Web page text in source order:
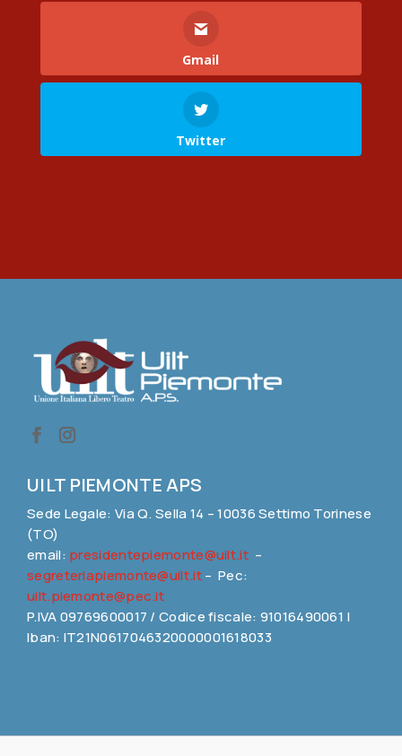
Gmail
Twitter
UILT PIEMONTE APS
Sede Legale: Via Q. Sella 14 – 10036 Settimo Torinese
(TO)
email: presidentepiemonte@uilt.it–
segreteriapiemonte@uilt.it– Pec:
uilt.piemonte@pec.it
P.IVA 09769600017 / Codice fiscale: 91016490061 |
Iban: IT21N0617046320000001618033